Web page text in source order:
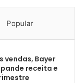
Popular
vendas, Bayer
receita e